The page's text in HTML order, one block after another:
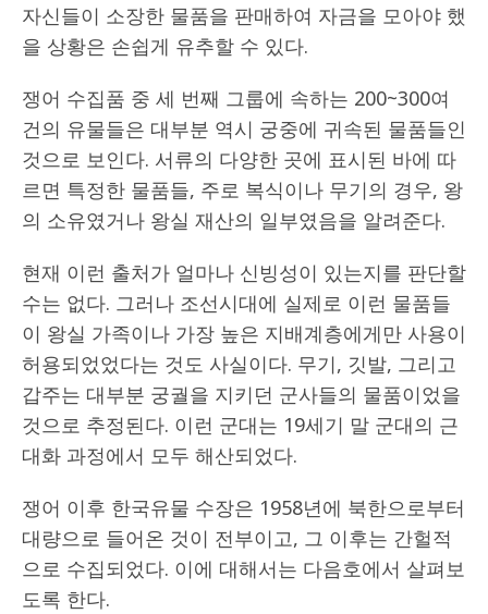
자신들이 소장한 물품을 판매하여 자금을 모아야 했
을 상황은 손쉽게 유추할 수 있다.
쟁어 수집품 중 세 번째 그룹에 속하는 200~300여
건의 유물들은 대부분 역시 궁중에 귀속된 물품들인
것으로 보인다. 서류의 다양한 곳에 표시된 바에 따
르면 특정한 물품들, 주로 복식이나 무기의 경우, 왕
의 소유였거나 왕실 재산의 일부였음을 알려준다.
현재 이런 출처가 얼마나 신빙성이 있는지를 판단할
수는 없다. 그러나 조선시대에 실제로 이런 물품들
이 왕실 가족이나 가장 높은 지배계층에게만 사용이
허용되었었다는 것도 사실이다. 무기, 깃발, 그리고
갑주는 대부분 궁궐을 지키던 군사들의 물품이었을
것으로 추정된다. 이런 군대는 19세기 말 군대의 근
대화 과정에서 모두 해산되었다.
쟁어 이후 한국유물 수장은 1958년에 북한으로부터
대량으로 들어온 것이 전부이고, 그 이후는 간헐적
으로 수집되었다. 이에 대해서는 다음호에서 살펴보
도록 한다.